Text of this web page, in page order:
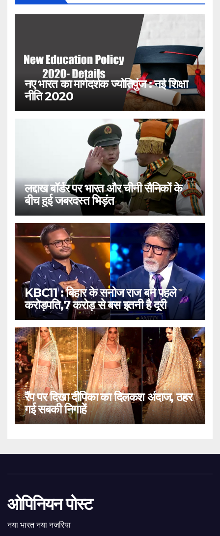
नए भारत का मार्गदर्शक ज्योतिपुंज : नई शिक्षा
नीति 2020
लद्दाख बॉर्डर पर भारत और चीनी सैनिकों के
बीच हुई जबरदस्त भिड़ंत
KBC11 : बिहार के सनोज राज बने पहले
करोड़पति,7 करोड़ से बस इतनी है दूरी
रैंप पर दिखा दीपिका का दिलकश अंदाज, ठहर
गई सबकी निगाहें
ओपिनियन पोस्ट
नया भारत नया नजरिया